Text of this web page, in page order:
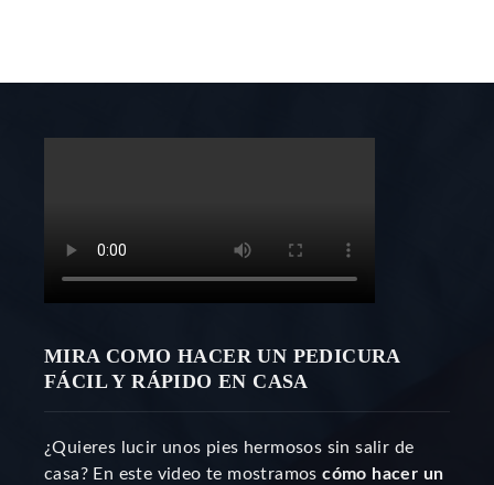
MIRA COMO HACER UN PEDICURA
FÁCIL Y RÁPIDO EN CASA
¿Quieres lucir unos pies hermosos sin salir de
casa? En este video te mostramoscómo hacer un